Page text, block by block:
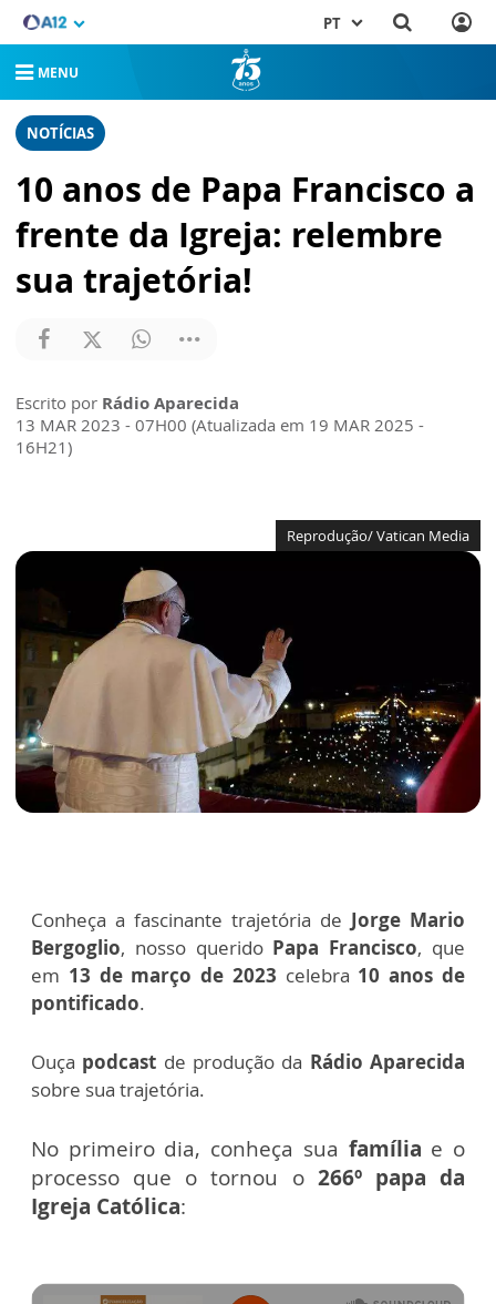
PT
MENU
NOTÍCIAS
10 anos de Papa Francisco a
frente da Igreja: relembre
sua trajetória!
Escrito por Rádio Aparecida
13 MAR 2023 - 07H00 (Atualizada em 19 MAR 2025 -
16H21)
Reprodução/ Vatican Media
Conheça a fascinante trajetória de Jorge Mario
Bergoglio, nosso querido Papa Francisco, que
em 13 de março de 2023 celebra 10 anos de
pontificado.
Ouça podcast de produção da Rádio Aparecida
sobre sua trajetória.
No primeiro dia, conheça sua família e o
processo que o tornou o 266º papa da
Igreja Católica: